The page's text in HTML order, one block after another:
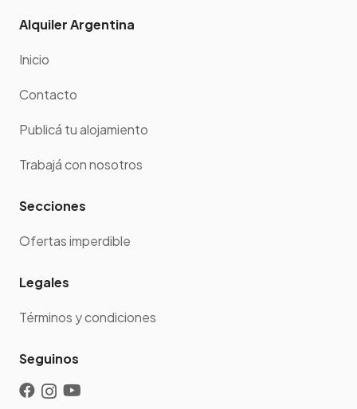
Alquiler Argentina
Inicio
Contacto
Publicá tu alojamiento
Trabajá con nosotros
Secciones
Ofertas imperdible
Legales
Términos y condiciones
Seguinos